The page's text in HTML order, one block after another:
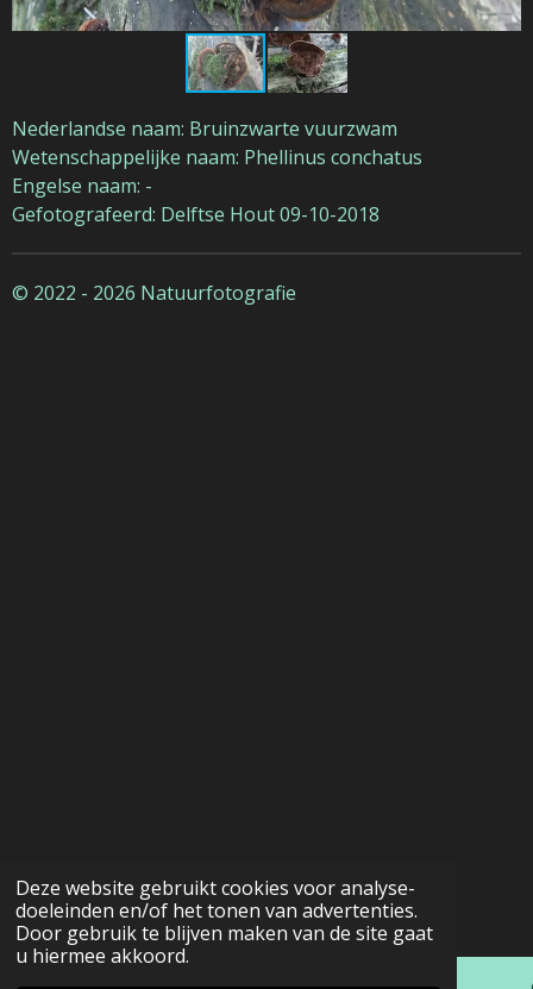
Deze website gebruikt cookies voor analyse-
doeleinden en/of het tonen van advertenties.
Door gebruik te blijven maken van de site gaat
u hiermee akkoord.
Nederlandse naam: Bruinzwarte vuurzwam
Wetenschappelijke naam: Phellinus conchatus
Engelse naam: -
Gefotografeerd: Delftse Hout 09-10-2018
© 2022 - 2026 Natuurfotografie